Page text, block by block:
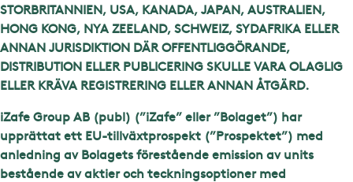
STORBRITANNIEN, USA, KANADA, JAPAN, AUSTRALIEN,
HONG KONG, NYA ZEELAND, SCHWEIZ, SYDAFRIKA ELLER
ANNAN JURISDIKTION DÄR OFFENTLIGGÖRANDE,
DISTRIBUTION ELLER PUBLICERING SKULLE VARA OLAGLIG
ELLER KRÄVA REGISTRERING ELLER ANNAN ÅTGÄRD.
iZafe Group AB (publ) (”iZafe” eller ”Bolaget”) har
upprättat ett EU-tillväxtprospekt (”Prospektet”) med
anledning av Bolagets förestående emission av units
bestående av aktier och teckningsoptioner med